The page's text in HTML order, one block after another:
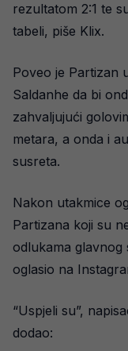
rezultatom 2:1 te
tabeli, piše Klix.
Poveo je Partizan
Saldanhe da bi
zahvaljujući
metara, a onda i
susreta.
Nakon utakmice
Partizana koji su
odlukama glavnog
oglasio na
“Uspjeli su”,
dodao: